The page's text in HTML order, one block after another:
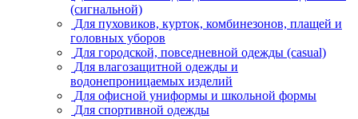
(сигнальной)
Для пуховиков, курток, комбинезонов, плащей и
головных уборов
Для городской, повседневной одежды (casual)
Для влагозащитной одежды и
водонепроницаемых изделий
Для офисной униформы и школьной формы
Для спортивной одежды